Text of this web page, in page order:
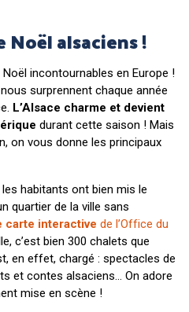
Noël alsaciens !
incontournables en Europe !
surprennent chaque année
L’Alsace charme et devient
durant cette saison ! Mais
on vous donne les principaux
les habitants ont bien mis le
quartier de la ville sans
carte interactive de l’Office du
c’est bien 300 chalets que
en effet, chargé : spectacles de
et contes alsaciens… On adore
mise en scène !